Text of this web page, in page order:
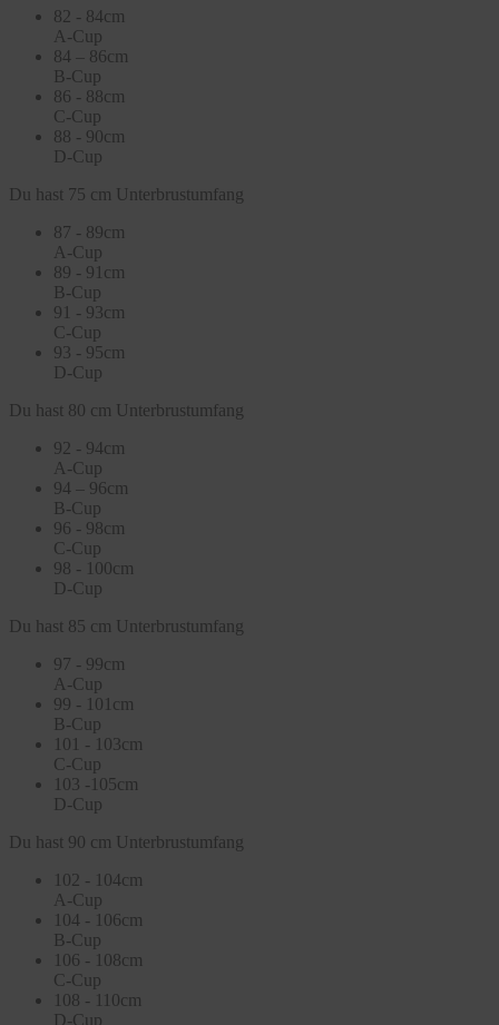
82 - 84cm
A-Cup
84 – 86cm
B-Cup
86 - 88cm
C-Cup
88 - 90cm
D-Cup
Du hast 75 cm Unterbrustumfang
87 - 89cm
A-Cup
89 - 91cm
B-Cup
91 - 93cm
C-Cup
93 - 95cm
D-Cup
Du hast 80 cm Unterbrustumfang
92 - 94cm
A-Cup
94 – 96cm
B-Cup
96 - 98cm
C-Cup
98 - 100cm
D-Cup
Du hast 85 cm Unterbrustumfang
97 - 99cm
A-Cup
99 - 101cm
B-Cup
101 - 103cm
C-Cup
103 -105cm
D-Cup
Du hast 90 cm Unterbrustumfang
102 - 104cm
A-Cup
104 - 106cm
B-Cup
106 - 108cm
C-Cup
108 - 110cm
D-Cup